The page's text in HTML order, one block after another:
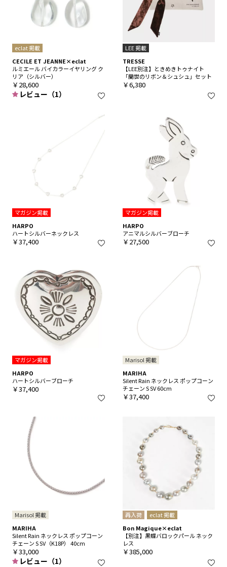
eclat 掲載
CECILE ET JEANNE×eclat
ルミエール バイカラーイヤリング ク
リア（シルバー）
￥28,600
レビュー（1）
LEE 掲載
TRESSE
【LEE別注】ときめきトゥナイト
「蘭世のリボン＆シュシュ」セット
￥6,380
マガジン掲載
HARPO
ハートシルバーネックレス
￥37,400
マガジン掲載
HARPO
アニマルシルバーブローチ
￥27,500
マガジン掲載
HARPO
ハートシルバーブローチ
￥37,400
Marisol 掲載
MARIHA
Silent Rain ネックレス ポップコーン
チェーン S SV 60cm
￥37,400
Marisol 掲載
MARIHA
Silent Rain ネックレス ポップコーン
チェーン S SV（K18P） 40cm
￥33,000
レビュー（1）
再入荷
eclat 掲載
Bon Magique×eclat
【別注】黒蝶バロックパール ネック
レス
￥385,000